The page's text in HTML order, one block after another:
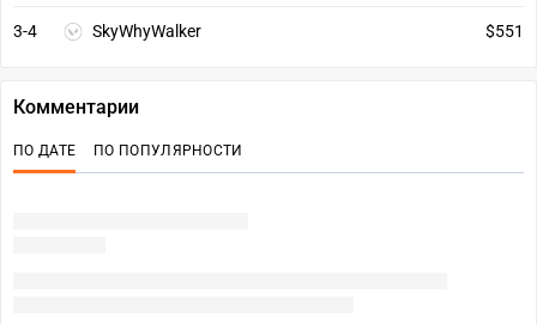
3-4 SkyWhyWalker $551
Комментарии
ПО ДАТЕ ПО ПОПУЛЯРНОСТИ